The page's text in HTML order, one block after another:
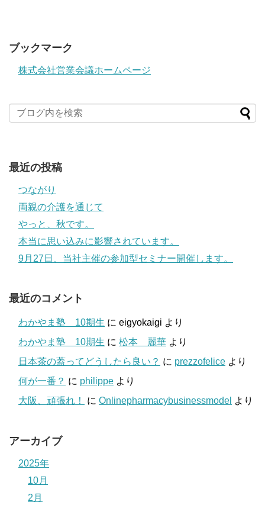
ブックマーク
株式会社営業会議ホームページ
最近の投稿
つながり
両親の介護を通じて
やっと、秋です。
本当に思い込みに影響されています。
9月27日、当社主催の参加型セミナー開催します。
最近のコメント
わかやま塾 10期生 に eigyokaigi より
わかやま塾 10期生 に 松本 麗華 より
日本茶の蓋ってどうしたら良い？ に prezzofelice より
何が一番？ に philippe より
大阪、頑張れ！
に Onlinepharmacybusinessmodel より
アーカイブ
2025年
10月
2月